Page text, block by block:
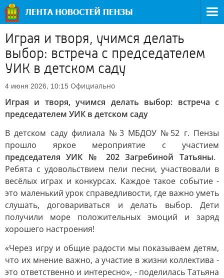
Играя и творя, учимся делать
выбор: встреча с председателем
УИК в детском саду
4 июня 2026, 10:15 Официально
Играя и творя, учимся делать выбор: встреча с
председателем УИК в детском саду
В детском саду филиала №3 МБДОУ №52 г. Пензы
прошло яркое мероприятие с участием
председателя УИК № 202 Загребиной Татьяны.
Ребята с удовольствием пели песни, участвовали в
весёлых играх и конкурсах. Каждое такое событие -
это маленький урок справедливости, где важно уметь
слушать, договариваться и делать выбор. Дети
получили море положительных эмоций и заряд
хорошего настроения!
«Через игру и общие радости мы показываем детям,
что их мнение важно, а участие в жизни коллектива -
это ответственно и интересно», - поделилась Татьяна